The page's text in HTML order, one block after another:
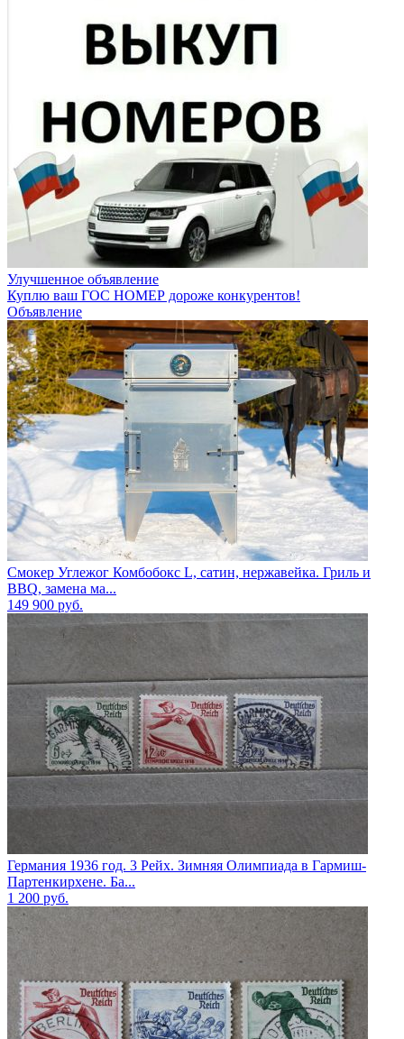
Улучшенное объявление
Куплю ваш ГОС НОМЕР дороже конкурентов!
Объявление
Смокер Углежог Комбобокс L, сатин, нержавейка. Гриль и
BBQ, замена ма...
149 900 руб.
Германия 1936 год. 3 Рейх. Зимняя Олимпиада в Гармиш-
Партенкирхене. Ба...
1 200 руб.